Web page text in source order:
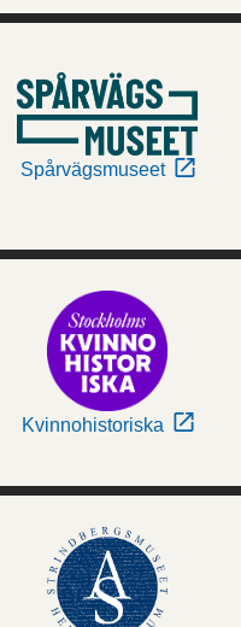
Spårvägsmuseet
Kvinnohistoriska